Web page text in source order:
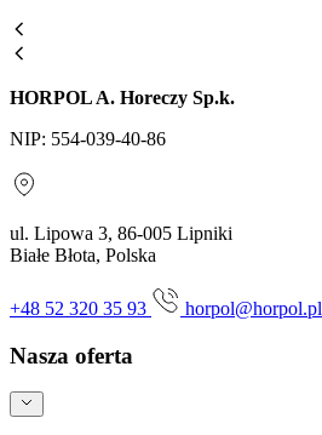
HORPOL A. Horeczy Sp.k.
NIP: 554-039-40-86
ul. Lipowa 3, 86-005 Lipniki
Białe Błota, Polska
+48 52 320 35 93 horpol@horpol.pl
Nasza oferta